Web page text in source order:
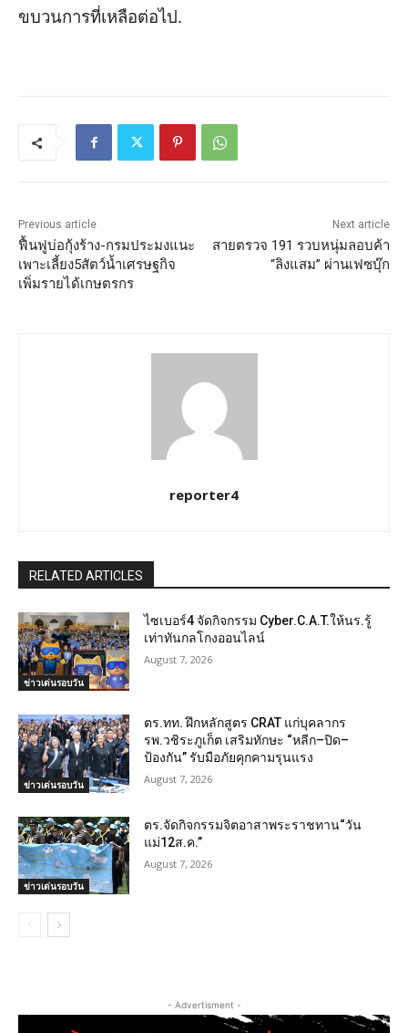
ขบวนการที่เหลือต่อไป.
Previous article
ฟื้นฟูบ่อกุ้งร้าง-กรมประมงแนะ
เพาะเลี้ยง5สัตว์น้ำเศรษฐกิจ
เพิ่มรายได้เกษตรกร
Next article
สายตรวจ 191 รวบหนุ่มลอบค้า
“ลิงแสม” ผ่านเฟซบุ๊ก
reporter4
RELATED ARTICLES
ข่าวเด่นรอบวัน
ไซเบอร์4 จัดกิจกรรม Cyber.C.A.T.ให้นร.รู้
เท่าทันกลโกงออนไลน์
August 7, 2026
ข่าวเด่นรอบวัน
ตร.ทท. ฝึกหลักสูตร CRAT แก่บุคลากร
รพ.วชิระภูเก็ต เสริมทักษะ “หลีก–ปิด–
ป้องกัน” รับมือภัยคุกคามรุนแรง
August 7, 2026
ข่าวเด่นรอบวัน
ตร.จัดกิจกรรมจิตอาสาพระราชทาน“วัน
แม่12ส.ค.”
August 7, 2026
- Advertisment -